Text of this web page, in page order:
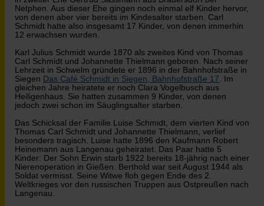
Netphen. Aus dieser Ehe gingen noch einmal elf Kinder hervor,
von denen aber vier bereits im Kindesalter starben. Carl
Schmidt hatte also insgesamt 17 Kinder, von denen immerhin
12 erwachsen wurden.
Karl Julius Schmidt wurde 1870 als zweites Kind von Thomas
Carl Schmidt und Johannette Thielmann geboren. Nach seiner
Lehrzeit in Schwelm gründete er 1896 in der Bahnhofstraße in
Siegen Das Café Schmidt in Siegen, Bahnhofstraße 17. Im
gleichen Jahre heiratete er noch Clara Vogelbusch aus
Heiligenhaus. Sie hatten zusammen 9 Kinder, von denen
jedoch zwei schon im Säuglingsalter starben.
Das Schicksal der Familie Luise Schmidt, dem vierten Kind von
Thomas Carl Schmidt und Johannette Thielmann, verlief
besonders tragisch. Luise hatte 1896 den Kaufmann Robert
Heinemann aus Langenau geheiratet. Das Paar hatte 5
Kinder: Der Sohn Erwin starb 1922 bereits 18-jährig nach einer
Nierenoperation in Gießen. Berthold war seit August 1944 als
Soldat vermisst. Seine Witwe floh gegen Ende des 2.
Weltkrieges vor den russischen Truppen aus Ostpreußen nach
Langenau.